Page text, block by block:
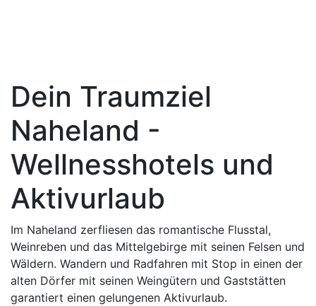
Dein Traumziel
Naheland -
Wellnesshotels und
Aktivurlaub
Im Naheland zerfliesen das romantische Flusstal,
Weinreben und das Mittelgebirge mit seinen Felsen und
Wäldern. Wandern und Radfahren mit Stop in einen der
alten Dörfer mit seinen Weingütern und Gaststätten
garantiert einen gelungenen Aktivurlaub.